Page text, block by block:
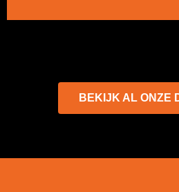
BEKIJK AL ONZE